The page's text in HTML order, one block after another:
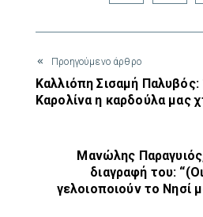
Προηγούμενο άρθρο
Καλλιόπη Σισαμή Παλυβός:
Καρολίνα η καρδούλα μας
Μανώλης
διαγραφή του:
γελοιοποιούν το Νησί